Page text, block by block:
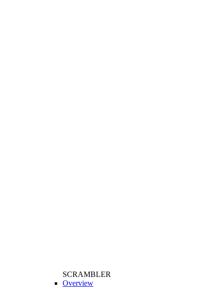
SCRAMBLER
Overview